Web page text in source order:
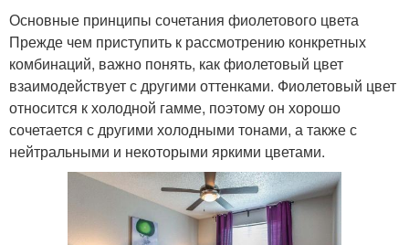
Основные принципы сочетания фиолетового цвета
Прежде чем приступить к рассмотрению конкретных
комбинаций, важно понять, как фиолетовый цвет
взаимодействует с другими оттенками. Фиолетовый цвет
относится к холодной гамме, поэтому он хорошо
сочетается с другими холодными тонами, а также с
нейтральными и некоторыми яркими цветами.